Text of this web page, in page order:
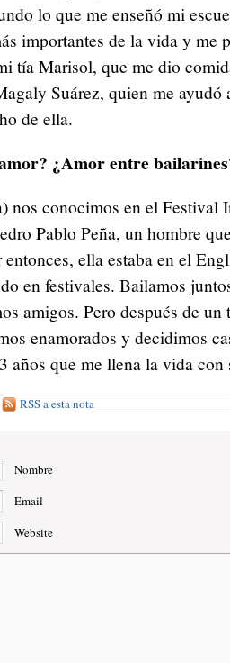
lo que me enseñó mi
importantes de la vida y me
tía Marisol, que me dio
Suárez, quien me ayudó
de ella.
¿Amor entre
nos conocimos en el Festival
Pablo Peña, un hombre
ella estaba en el
en festivales. Bailamos
amigos. Pero después de
enamorados y decidimos
años que me llena la vida con
RSS a esta nota
Nombre
Email
Website